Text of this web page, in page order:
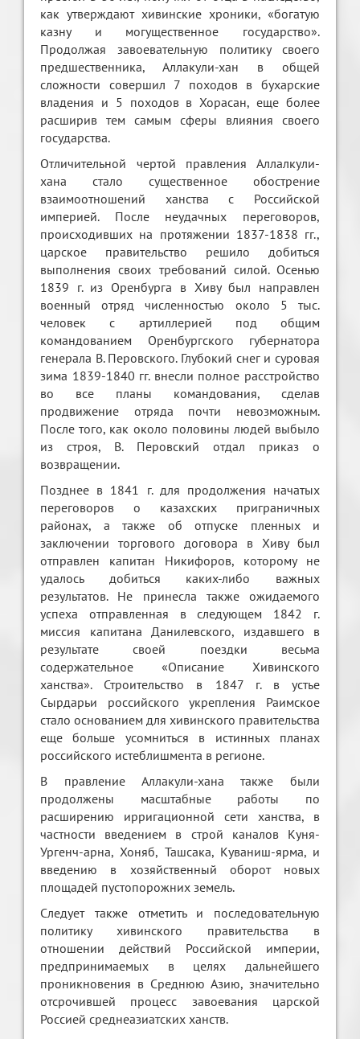
как утверждают хивинские хроники, «богатую
казну и могущественное государство».
Продолжая завоевательную политику своего
предшественника, Аллакули-хан в общей
сложности совершил 7 походов в бухарские
владения и 5 походов в Хорасан, еще более
расширив тем самым сферы влияния своего
государства.
Отличительной чертой правления Аллалкули-
хана стало существенное обострение
взаимоотношений ханства с Российской
империей. После неудачных переговоров,
происходивших на протяжении 1837-1838 гг.,
царское правительство решило добиться
выполнения своих требований силой. Осенью
1839 г. из Оренбурга в Хиву был направлен
военный отряд численностью около 5 тыс.
человек с артиллерией под общим
командованием Оренбургского губернатора
генерала В. Перовского. Глубокий снег и суровая
зима 1839-1840 гг. внесли полное расстройство
во все планы командования, сделав
продвижение отряда почти невозможным.
После того, как около половины людей выбыло
из строя, В. Перовский отдал приказ о
возвращении.
Позднее в 1841 г. для продолжения начатых
переговоров о казахских приграничных
районах, а также об отпуске пленных и
заключении торгового договора в Хиву был
отправлен капитан Никифоров, которому не
удалось добиться каких-либо важных
результатов. Не принесла также ожидаемого
успеха отправленная в следующем 1842 г.
миссия капитана Данилевского, издавшего в
результате своей поездки весьма
содержательное «Описание Хивинского
ханства». Строительство в 1847 г. в устье
Сырдарьи российского укрепления Раимское
стало основанием для хивинского правительства
еще больше усомниться в истинных планах
российского истеблишмента в регионе.
В правление Аллакули-хана также были
продолжены масштабные работы по
расширению ирригационной сети ханства, в
частности введением в строй каналов Куня-
Ургенч-арна, Хоняб, Ташсака, Куваниш-ярма, и
введению в хозяйственный оборот новых
площадей пустопорожних земель.
Следует также отметить и последовательную
политику хивинского правительства в
отношении действий Российской империи,
предпринимаемых в целях дальнейшего
проникновения в Среднюю Азию, значительно
отсрочившей процесс завоевания царской
Россией среднеазиатских ханств.